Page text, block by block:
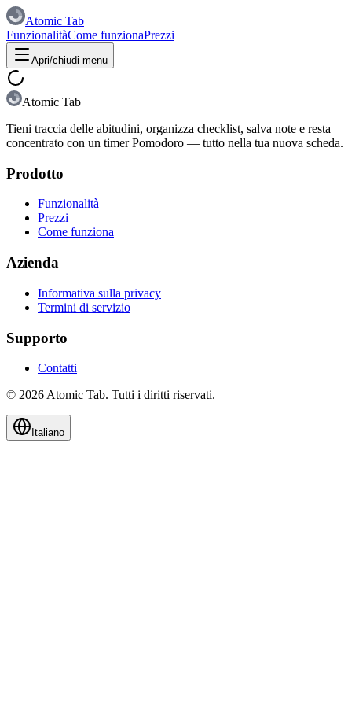
Atomic Tab
FunzionalitàCome funzionaPrezzi
Apri/chiudi menu
Atomic Tab
Tieni traccia delle abitudini, organizza checklist, salva note e resta
concentrato con un timer Pomodoro — tutto nella tua nuova scheda.
Prodotto
Funzionalità
Prezzi
Come funziona
Azienda
Informativa sulla privacy
Termini di servizio
Supporto
Contatti
© 2026 Atomic Tab. Tutti i diritti riservati.
Italiano